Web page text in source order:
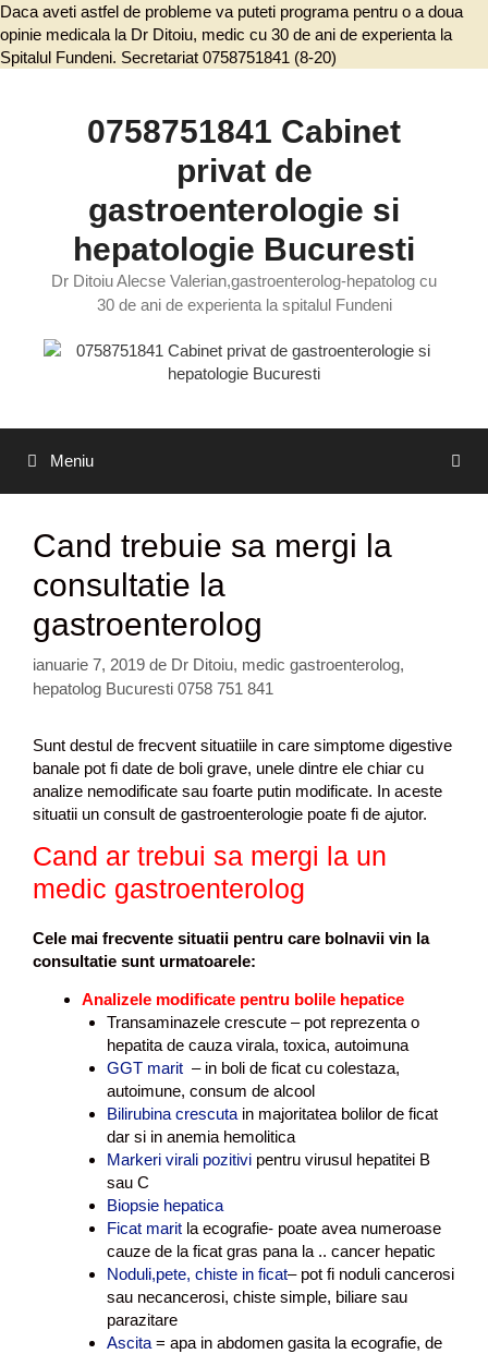
Daca aveti astfel de probleme va puteti programa pentru o a doua
opinie medicala la Dr Ditoiu, medic cu 30 de ani de experienta la
Spitalul Fundeni. Secretariat 0758751841 (8-20)
0758751841 Cabinet
privat de
gastroenterologie si
hepatologie Bucuresti
Dr Ditoiu Alecse Valerian,gastroenterolog-hepatolog cu
30 de ani de experienta la spitalul Fundeni
Meniu
Cand trebuie sa mergi la
consultatie la
gastroenterolog
ianuarie 7, 2019 de Dr Ditoiu, medic gastroenterolog,
hepatolog Bucuresti 0758 751 841
Sunt destul de frecvent situatiile in care simptome digestive
banale pot fi date de boli grave, unele dintre ele chiar cu
analize nemodificate sau foarte putin modificate. In aceste
situatii un consult de gastroenterologie poate fi de ajutor.
Cand ar trebui sa mergi la un
medic gastroenterolog
Cele mai frecvente situatii pentru care bolnavii vin la
consultatie sunt urmatoarele:
Analizele modificate pentru bolile hepatice
Transaminazele crescute – pot reprezenta o
hepatita de cauza virala, toxica, autoimuna
GGT marit– in boli de ficat cu colestaza,
autoimune, consum de alcool
Bilirubina crescutain majoritatea bolilor de ficat
dar si in anemia hemolitica
Markeri virali pozitivipentru virusul hepatitei B
sau C
Biopsie hepatica
Ficat maritla ecografie- poate avea numeroase
cauze de la ficat gras pana la .. cancer hepatic
Noduli,pete, chiste in ficat– pot fi noduli cancerosi
sau necancerosi, chiste simple, biliare sau
parazitare
Ascita = apa in abdomen gasita la ecografie, de